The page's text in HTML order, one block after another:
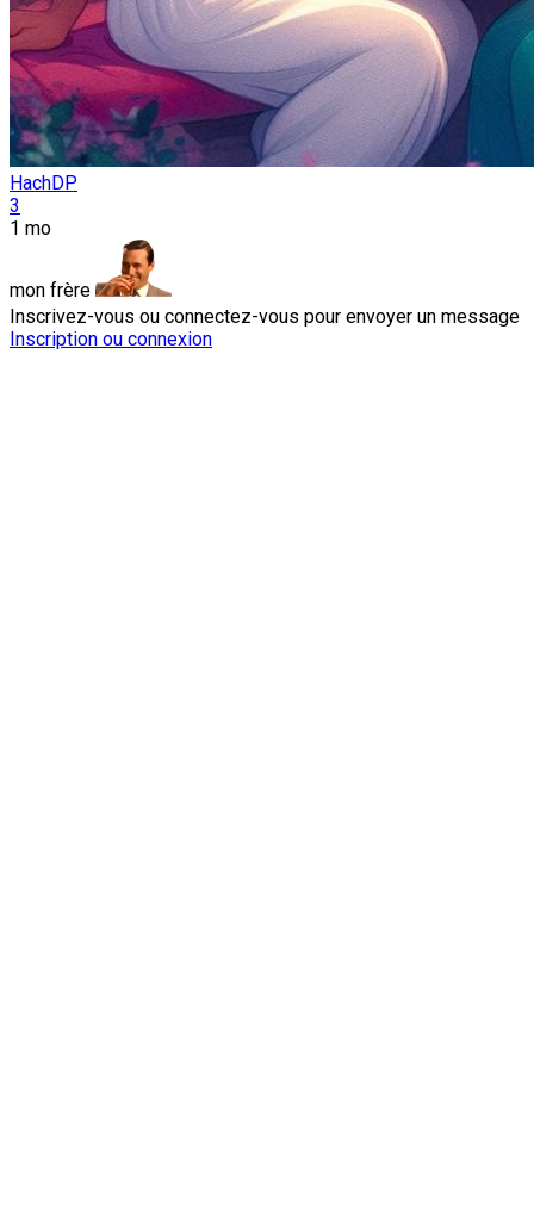
HachDP
3
1 mo
mon frère
Inscrivez-vous ou connectez-vous pour envoyer un message
Inscription ou connexion